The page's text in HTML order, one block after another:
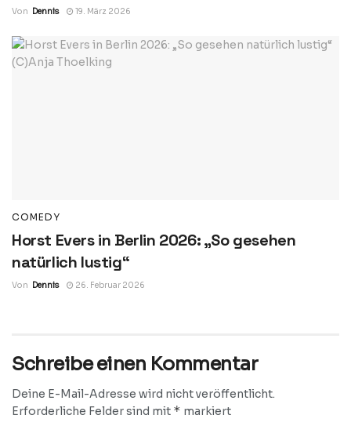
Von Dennis 19. März 2026
COMEDY
Horst Evers in Berlin 2026: „So gesehen
natürlich lustig“
Von Dennis 26. Februar 2026
Schreibe einen Kommentar
Deine E-Mail-Adresse wird nicht veröffentlicht.
Erforderliche Felder sind mit * markiert